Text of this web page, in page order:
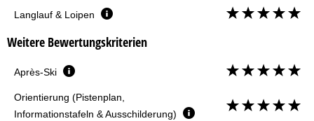
Langlauf & Loipen
Weitere Bewertungskriterien
Après-Ski
Orientierung (Pistenplan,
Informationstafeln & Ausschilderung)